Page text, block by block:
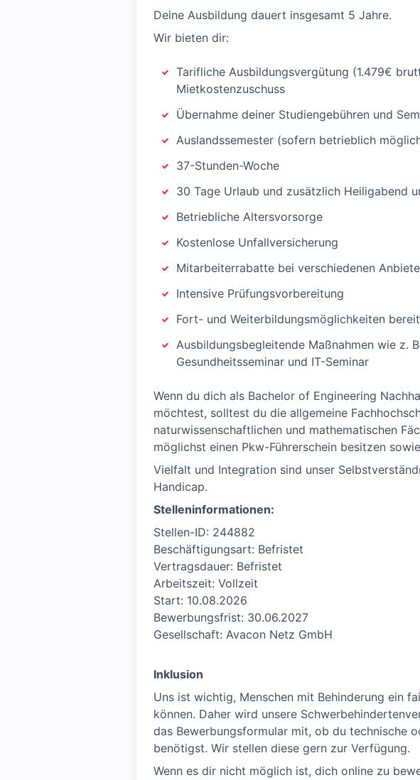
Deine Ausbildung dauert insgesamt 5 Jahre.
Wir bieten dir:
Tarifliche Ausbildungsvergütung (1.479€
Mietkostenzuschuss
Übernahme deiner Studiengebühren und
Auslandssemester (sofern betrieblich
37-Stunden-Woche
30 Tage Urlaub und zusätzlich Heiligabend
Betriebliche Altersvorsorge
Kostenlose Unfallversicherung
Mitarbeiterrabatte bei verschiedenen
Intensive Prüfungsvorbereitung
Fort- und Weiterbildungsmöglichkeiten
Ausbildungsbegleitende Maßnahmen wie z.
Gesundheitsseminar und IT-Seminar
Wenn du dich als Bachelor of Engineering
möchtest, solltest du die allgemeine
naturwissenschaftlichen und mathematischen
möglichst einen Pkw-Führerschein besitzen
Vielfalt und Integration sind unser
Handicap.
Stelleninformationen:
Stellen-ID: 244882
Beschäftigungsart: Befristet
Vertragsdauer: Befristet
Arbeitszeit: Vollzeit
Start: 10.08.2026
Bewerbungsfrist: 30.06.2027
Gesellschaft: Avacon Netz GmbH
Inklusion
Uns ist wichtig, Menschen mit Behinderung ein
können. Daher wird unsere
das Bewerbungsformular mit, ob du technische
benötigst. Wir stellen diese gern zur Verfügung.
Wenn es dir nicht möglich ist, dich online zu